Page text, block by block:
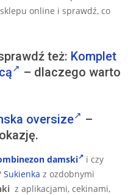
online i sprawdź, co
też: Komplet
– dlaczego warto
oversize
–
damski
i czy
Sukienka z ozdobnymi
z aplikacjami, cekinami,